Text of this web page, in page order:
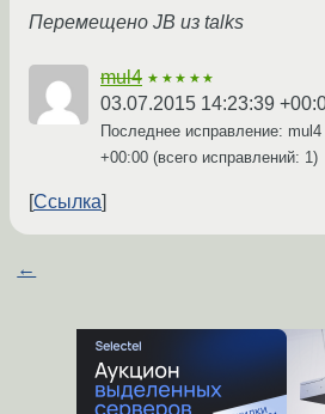
Перемещено JB из talks
mul4 ★★★★★
03.07.2015 14:23:39
Последнее исправление: mul4
+00:00 (всего исправлений: 1)
Ссылка
←